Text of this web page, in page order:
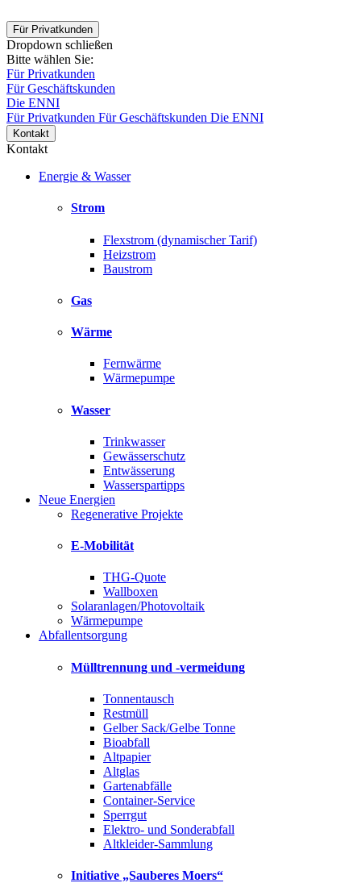
Für Privatkunden
Dropdown schließen
Bitte wählen Sie:
Für Privatkunden
Für Geschäftskunden
Die ENNI
Für Privatkunden Für Geschäftskunden Die ENNI
Kontakt
Kontakt
Energie & Wasser
Strom
Flexstrom (dynamischer Tarif)
Heizstrom
Baustrom
Gas
Wärme
Fernwärme
Wärmepumpe
Wasser
Trinkwasser
Gewässerschutz
Entwässerung
Wasserspartipps
Neue Energien
Regenerative Projekte
E-Mobilität
THG-Quote
Wallboxen
Solaranlagen/Photovoltaik
Wärmepumpe
Abfallentsorgung
Mülltrennung und -vermeidung
Tonnentausch
Restmüll
Gelber Sack/Gelbe Tonne
Bioabfall
Altpapier
Altglas
Gartenabfälle
Container-Service
Sperrgut
Elektro- und Sonderabfall
Altkleider-Sammlung
Initiative „Sauberes Moers“